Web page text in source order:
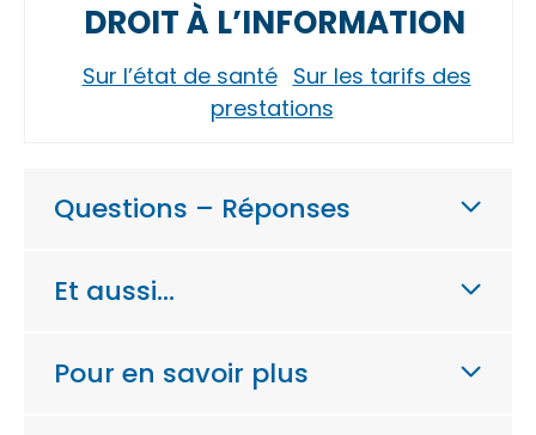
DROIT À L’INFORMATION
Sur l’état de santé Sur les tarifs des
prestations
Questions – Réponses
Et aussi…
Pour en savoir plus